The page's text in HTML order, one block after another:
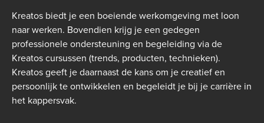
Kreatos biedt je een boeiende werkomgeving met loon
naar werken. Bovendien krijg je een gedegen
professionele ondersteuning en begeleiding via de
Kreatos cursussen (trends, producten, technieken).
Kreatos geeft je daarnaast de kans om je creatief en
persoonlijk te ontwikkelen en begeleidt je bij je carrière in
het kappersvak.